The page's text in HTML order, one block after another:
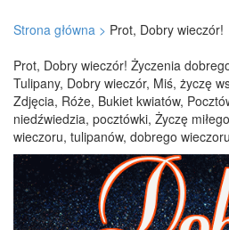
Strona główna > Prot, Dobry wieczór!
Prot, Dobry wieczór! Życzenia
Tulipany, Dobry wieczór, Miś, życzę
Zdjęcia, Róże, Bukiet kwiatów,
niedźwiedzia, pocztówki, Życzę
wieczoru, tulipanów, dobrego